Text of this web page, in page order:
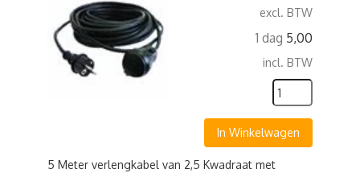
excl. BTW
1 dag 5,00
incl. BTW
In Winkelwagen
5 Meter verlengkabel van 2,5 Kwadraat met